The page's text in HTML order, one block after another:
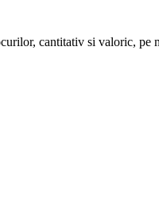
cantitativ si valoric, pe